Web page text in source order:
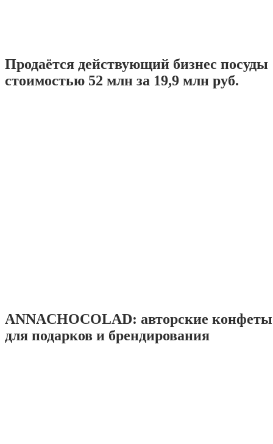
Продаётся действующий бизнес посуды
стоимостью 52 млн за 19,9 млн руб.
ANNACHOCOLAD: авторские
для подарков и брендирования